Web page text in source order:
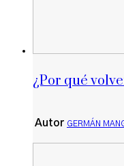
¿Por qué
Autor GERMÁN